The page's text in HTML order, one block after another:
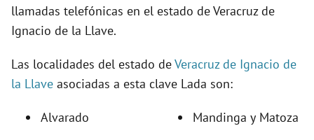
llamadas telefónicas en el estado de Veracruz de
Ignacio de la Llave.
Las localidades del estado deVeracruz de Ignacio de
la Llave asociadas a esta clave Lada son:
Alvarado
Mandinga y Matoza